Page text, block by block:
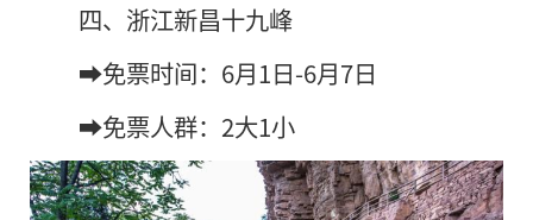
四、浙江新昌十九峰
➡️免票时间：6月1日-6月7日
➡️免票人群：2大1小